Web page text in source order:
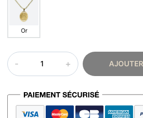
Or
quantité
de
islam
Allah